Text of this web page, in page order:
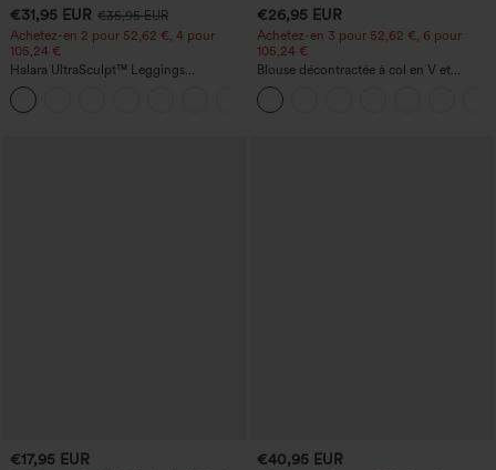
€31,95 EUR €35,95 EUR
Achetez-en 2 pour 52,62 €, 4 pour
105,24 €
Halara UltraSculpt™ Leggings
d'entraînement sculptants taille haute,
effet ventre plat, avec poche
€26,95 EUR
Achetez-en 3 pour 52,62 €, 6 pour
105,24 €
Blouse décontractée à col en V et
manches courtes bouffantes
€17,95 EUR €40,95 EUR